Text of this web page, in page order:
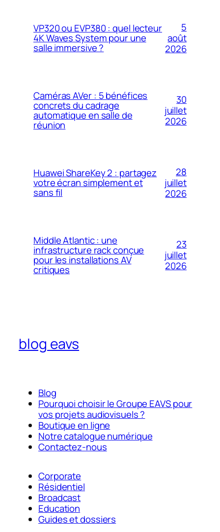
VP320 ou EVP380 : quel lecteur
4K Waves System pour une
salle immersive ?
5
août
2026
Caméras AVer : 5 bénéfices
concrets du cadrage
automatique en salle de
réunion
30
juillet
2026
Huawei ShareKey 2 : partagez
votre écran simplement et
sans fil
28
juillet
2026
Middle Atlantic : une
infrastructure rack conçue
pour les installations AV
critiques
23
juillet
2026
blog eavs
Blog
Pourquoi choisir le Groupe EAVS pour
vos projets audiovisuels ?
Boutique en ligne
Notre catalogue numérique
Contactez-nous
Corporate
Résidentiel
Broadcast
Education
Guides et dossiers